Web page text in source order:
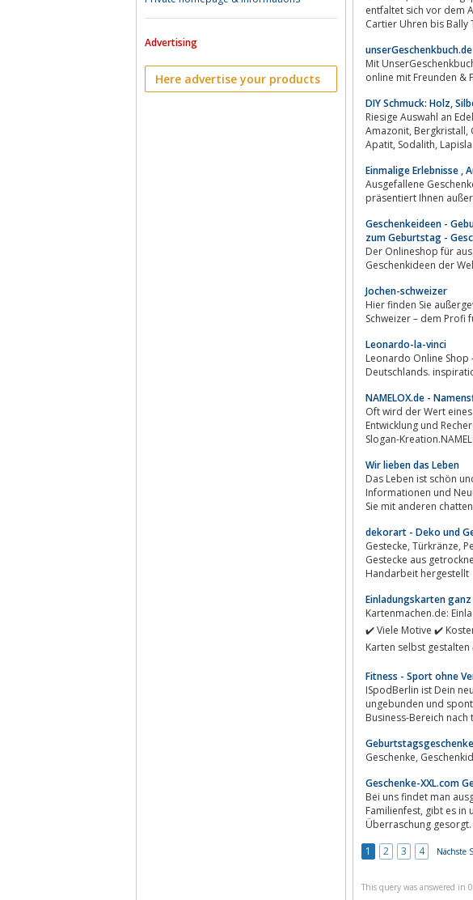
Advertising
Here advertise your products
entfaltet sich vor dem
Mit UnserGeschenkbuch
online mit Freunden &
DIY Schmuck: Holz,
Riesige Auswahl an
Amazonit, Bergkristall, Granat, Aventurin und Silber. Jetzt unseren Shop besuchen! Oder suchen Sie Edelstein Perlen aus
Einmalige Erlebnisse ,
Ausgefallene
Geschenkeideen -
zum Geburtstag -
Der Onlineshop für
Geschenkideen der
Jochen-schweizer
Hier finden Sie
Schweizer – dem Profi
Leonardo-la-vinci
Leonardo Online
Deutschlands.
NAMELOX.de -
Oft wird der Wert
Entwicklung und Recherche von
Wir lieben das Leben
Das Leben ist schön
Informationen und Neuigkeiten zum Thema
dekorart - Deko und
Gestecke, Türkränze, Perlen, Glasperlen, Schmuck Zubehör, Bastel Floristikbedarf sowie Geschenkartikel im Shop erhältlich.
Gestecke aus getrockneten Blumen, Kunst und Seidenblumen. Unsere
Handarbeit hergestellt
Einladungskarten
Kartenmachen.de: Einladungskarten Geburtstag,
✔️ Viele Motive ✔️
Karten selbst
Fitness - Sport ohne
ISpodBerlin ist Dein
ungebunden und spontan nach
Business-Bereich
Geschenke,
Geschenke-XXL.com
Bei uns findet man
Familienfest, gibt es in unserem Shop ein kreatives Geschenk für jeden Anlass. Damit ist für eine außergewöhnliche
Überraschung
1
2 3 4 Nächste
This query was answered in